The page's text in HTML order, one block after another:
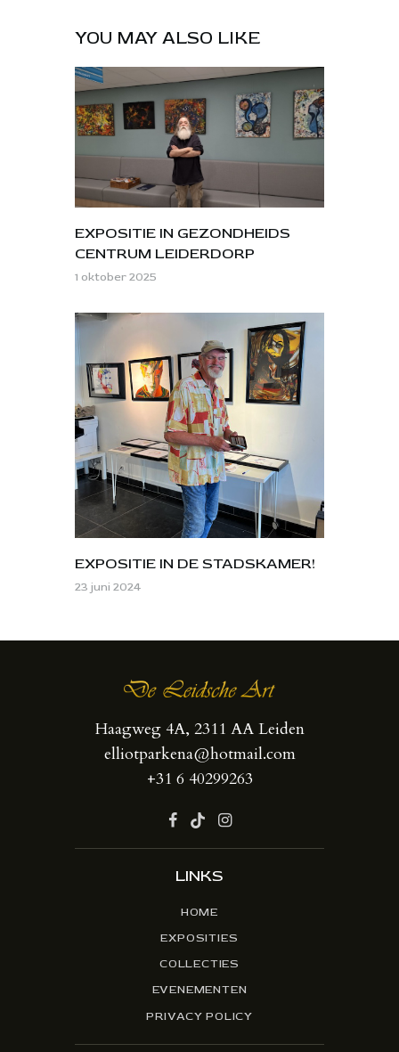
YOU MAY ALSO LIKE
EXPOSITIE IN GEZONDHEIDS
CENTRUM LEIDERDORP
1 oktober 2025
EXPOSITIE IN DE STADSKAMER!
23 juni 2024
Haagweg 4A, 2311 AA Leiden
elliotparkena@hotmail.com
+31 6 40299263
LINKS
HOME
EXPOSITIES
COLLECTIES
EVENEMENTEN
PRIVACY POLICY